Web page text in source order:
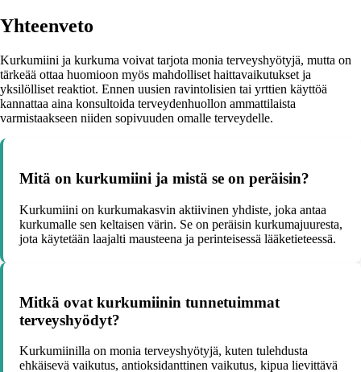
Yhteenveto
Kurkumiini ja kurkuma voivat tarjota monia terveyshyötyjä, mutta on
tärkeää ottaa huomioon myös mahdolliset haittavaikutukset ja
yksilölliset reaktiot. Ennen uusien ravintolisien tai yrttien käyttöä
kannattaa aina konsultoida terveydenhuollon ammattilaista
varmistaakseen niiden sopivuuden omalle terveydelle.
Mitä on kurkumiini ja mistä se on peräisin?
Kurkumiini on kurkumakasvin aktiivinen yhdiste, joka antaa
kurkumalle sen keltaisen värin. Se on peräisin kurkumajuuresta,
jota käytetään laajalti mausteena ja perinteisessä lääketieteessä.
Mitkä ovat kurkumiinin tunnetuimmat
terveyshyödyt?
Kurkumiinilla on monia terveyshyötyjä, kuten tulehdusta
ehkäisevä vaikutus, antioksidanttinen vaikutus, kipua lievittävä